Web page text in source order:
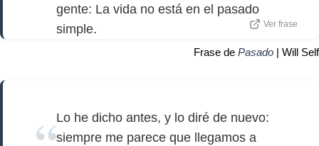
gente: La vida no está en el pasado
simple.
Ver frase
Frase de Pasado | Will Self
Lo he dicho antes, y lo diré de nuevo:
siempre me parece que llegamos a